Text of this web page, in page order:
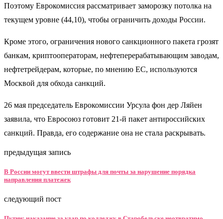
Поэтому Еврокомиссия рассматривает заморозку потолка на
текущем уровне (44,10), чтобы ограничить доходы России.
Кроме этого, ограничения нового санкционного пакета грозят
банкам, криптооператорам, нефтеперерабатывающим заводам,
нефтетрейдерам, которые, по мнению ЕС, используются
Москвой для обхода санкций.
26 мая председатель Еврокомиссии Урсула фон дер Ляйен
заявила, что Евросоюз готовит 21-й пакет антироссийских
санкций. Правда, его содержание она не стала раскрывать.
предыдущая запись
В России могут ввести штрафы для почты за нарушение порядка
направления платежек
следующий пост